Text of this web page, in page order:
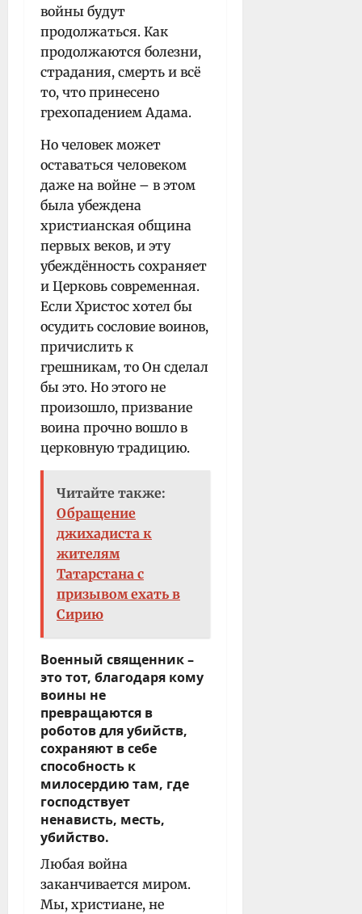
войны будут
продолжаться. Как
продолжаются болезни,
страдания, смерть и всё
то, что принесено
грехопадением Адама.
Но человек может
оставаться человеком
даже на войне – в этом
была убеждена
христианская община
первых веков, и эту
убеждённость сохраняет
и Церковь современная.
Если Христос хотел бы
осудить сословие воинов,
причислить к
грешникам, то Он сделал
бы это. Но этого не
произошло, призвание
воина прочно вошло в
церковную традицию.
Читайте также:
Обращение
джихадиста к
жителям
Татарстана с
призывом ехать в
Сирию
Военный священник –
это тот, благодаря кому
воины не
превращаются в
роботов для убийств,
сохраняют в себе
способность к
милосердию там, где
господствует
ненависть, месть,
убийство.
Любая война
заканчивается миром.
Мы, христиане, не